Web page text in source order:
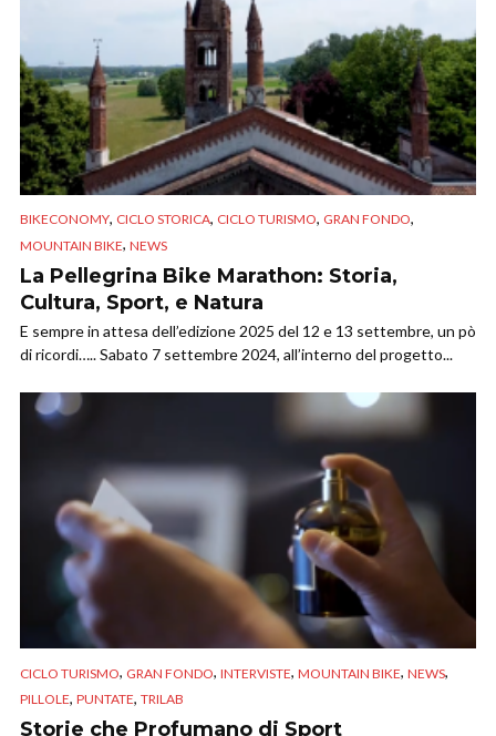
BIKECONOMY, CICLO STORICA, CICLO TURISMO, GRAN FONDO,
MOUNTAIN BIKE, NEWS
La Pellegrina Bike Marathon: Storia,
Cultura, Sport, e Natura
E sempre in attesa dell’edizione 2025 del 12 e 13 settembre, un pò
di ricordi….. Sabato 7 settembre 2024, all’interno del progetto...
CICLO TURISMO, GRAN FONDO, INTERVISTE, MOUNTAIN BIKE, NEWS,
PILLOLE, PUNTATE, TRILAB
Storie che Profumano di Sport